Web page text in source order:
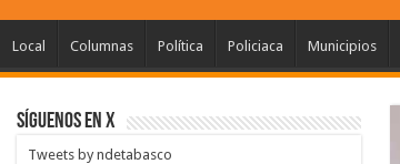
Local Columnas Política Policiaca Municipios
SÍGUENOS EN X
Tweets by ndetabasco